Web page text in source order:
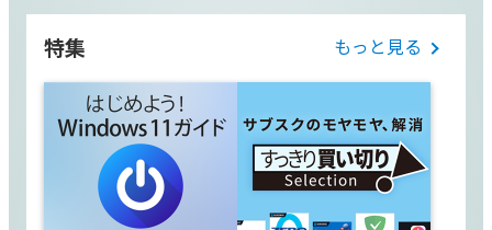
特集 もっと見る